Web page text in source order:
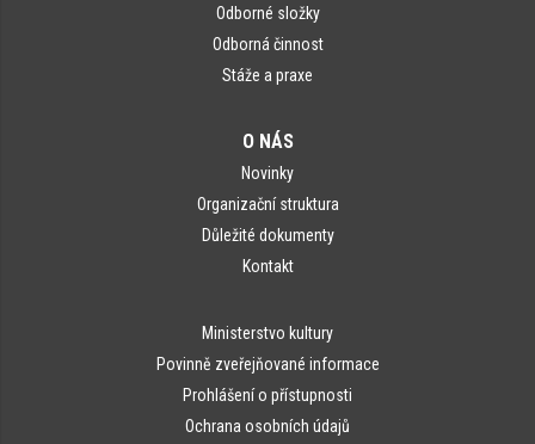
Odborné složky
Odborná činnost
Stáže a praxe
O NÁS
Novinky
Organizační struktura
Důležité dokumenty
Kontakt
Ministerstvo kultury
Povinně zveřejňované informace
Prohlášení o přístupnosti
Ochrana osobních údajů